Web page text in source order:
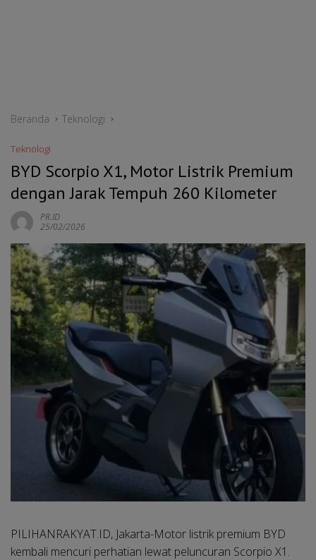
Beranda Teknologi
Teknologi
BYD Scorpio X1, Motor Listrik Premium
dengan Jarak Tempuh 260 Kilometer
PR.ID
25/02/2026
PILIHANRAKYAT.ID, Jakarta-Motor listrik premium BYD
kembali mencuri perhatian lewat peluncuran Scorpio X1.